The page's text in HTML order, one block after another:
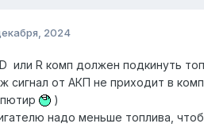
2024
или R комп должен подкинуть
сигнал от АКП не приходит в
)
надо меньше топлива,